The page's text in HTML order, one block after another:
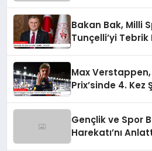
Bakan Bak, Milli
Tunçelli’yi Tebrik
Max
Prix’sinde 4.
Gençlik ve Spor
Harekatı’nı